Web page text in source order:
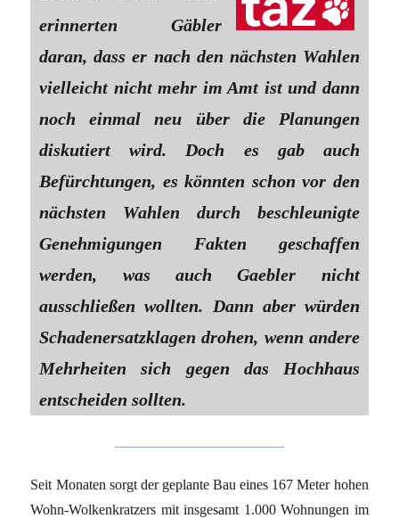
erinnerten Gäbler
daran, dass er nach den nächsten Wahlen
vielleicht nicht mehr im Amt ist und dann
noch einmal neu über die Planungen
diskutiert wird. Doch es gab auch
Befürchtungen, es könnten schon vor den
nächsten Wahlen durch beschleunigte
Genehmigungen Fakten geschaffen
werden, was auch Gaebler nicht
ausschließen wollten. Dann aber würden
Schadenersatzklagen drohen, wenn andere
Mehrheiten sich gegen das Hochhaus
entscheiden sollten.
Seit Monaten sorgt der geplante Bau eines 167 Meter hohen
Wohn-Wolkenkratzers mit insgesamt 1.000 Wohnungen im